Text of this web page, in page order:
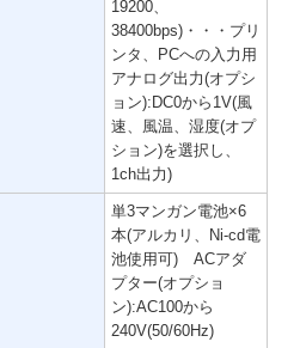
19200、
38400bps)・・・プリ
ンタ、PCへの入力用
アナログ出力(オプシ
ョン):DC0から1V(風
速、風温、湿度(オプ
ション)を選択し、
1ch出力)
単3マンガン電池×6
本(アルカリ、Ni-cd電
池使用可) ACアダ
プター(オプショ
ン):AC100から
240V(50/60Hz)